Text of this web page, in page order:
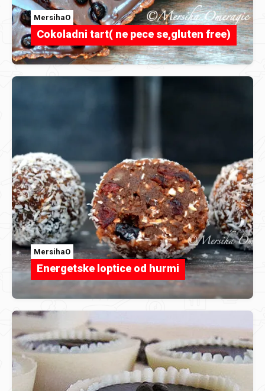
MersihaO
Cokoladni tart( ne pece se,gluten free)
MersihaO
Energetske loptice od hurmi